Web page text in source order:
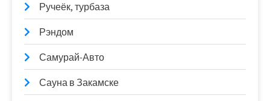
Ручеёк, турбаза
Рэндом
Самурай-Авто
Сауна в Закамске